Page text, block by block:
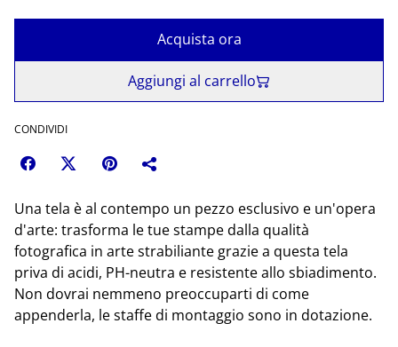
Acquista ora
Aggiungi al carrello
CONDIVIDI
Una tela è al contempo un pezzo esclusivo e un'opera
d'arte: trasforma le tue stampe dalla qualità
fotografica in arte strabiliante grazie a questa tela
priva di acidi, PH-neutra e resistente allo sbiadimento.
Non dovrai nemmeno preoccuparti di come
appenderla, le staffe di montaggio sono in dotazione.